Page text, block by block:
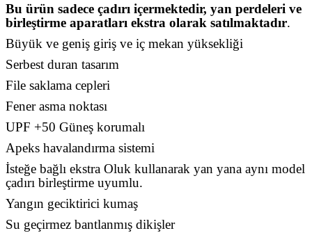
Bu ürün sadece çadırı içermektedir, yan perdeleri ve
birleştirme aparatları ekstra olarak satılmaktadır.
Büyük ve geniş giriş ve iç mekan yüksekliği
Serbest duran tasarım
File saklama cepleri
Fener asma noktası
UPF +50 Güneş korumalı
Apeks havalandırma sistemi
İsteğe bağlı ekstra Oluk kullanarak yan yana aynı model
çadırı birleştirme uyumlu.
Yangın geciktirici kumaş
Su geçirmez bantlanmış dikişler